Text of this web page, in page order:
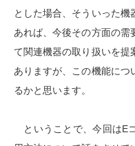
とした場合、そういった
あれば、今後その方面の需
て関連機器の取り扱いを提
ありますが、この機能につ
るかと思います。
ということで、今回はE